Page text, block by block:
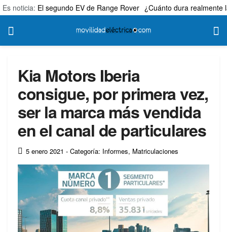
Es noticia: El segundo EV de Range Rover ¿Cuánto dura realmente
Kia Motors Iberia
consigue, por primera vez,
ser la marca más vendida
en el canal de particulares
5 enero 2021 - Categoría: Informes, Matriculaciones